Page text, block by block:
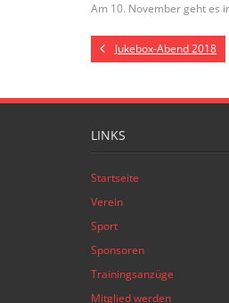
Am 10. November geht es
Jukebox-Abend 2018
LINKS
Startseite
Verein
Sport
Sponsoren
Trainingsanzüge
Mitglied werden